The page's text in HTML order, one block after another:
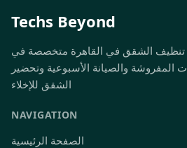
Techs Beyond
تنظيف الشقق في القاهرة متخصصة في
المفروشة والصيانة الأسبوعية وتحضير
الشقق للإخلاء
NAVIGATION
الصفحة الرئيسية